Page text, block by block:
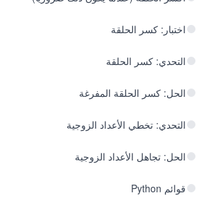
اختبار: كسر الحلقة
التحدي: كسر الحلقة
الحل: كسر الحلقة المفرغة
التحدي: تخطي الأعداد الزوجية
الحل: تجاهل الأعداد الزوجية
قوائم Python